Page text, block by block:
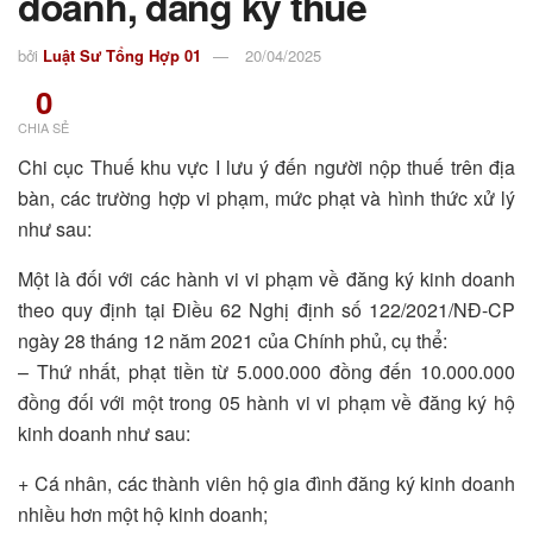
bởi Luật Sư Tổng Hợp 01 20/04/2025
0
CHIA SẺ
Chi cục Thuế khu vực I lưu ý đến người nộp thuế trên địa
bàn, các trường hợp vi phạm, mức phạt và hình thức xử lý
như sau:
Một là đối với các hành vi vi phạm về đăng ký kinh doanh
theo quy định tại Điều 62 Nghị định số 122/2021/NĐ-CP
ngày 28 tháng 12 năm 2021 của Chính phủ, cụ thể:
– Thứ nhất, phạt tiền từ 5.000.000 đồng đến 10.000.000
đồng đối với một trong 05 hành vi vi phạm về đăng ký hộ
kinh doanh như sau:
+ Cá nhân, các thành viên hộ gia đình đăng ký kinh doanh
nhiều hơn một hộ kinh doanh;